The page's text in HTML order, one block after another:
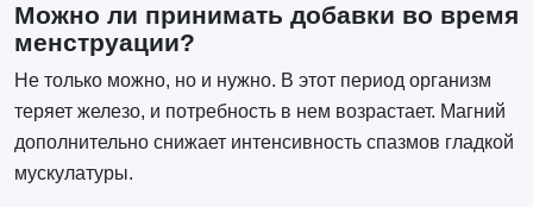
Можно ли принимать добавки во время
менструации?
Не только можно, но и нужно. В этот период организм
теряет железо, и потребность в нем возрастает. Магний
дополнительно снижает интенсивность спазмов гладкой
мускулатуры.